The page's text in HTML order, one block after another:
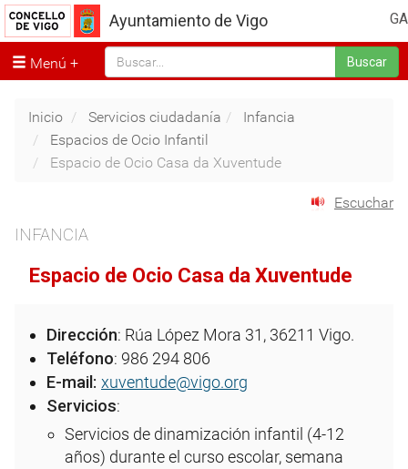
GA
Ayuntamiento de Vigo
Menú Buscar
Inicio Servicios ciudadanía
Infancia
Espacios de Ocio Infantil
Espacio de Ocio Casa da Xuventude
Escuchar
INFANCIA
Espacio de Ocio Casa da Xuventude
Dirección: Rúa López Mora 31, 36211 Vigo.
Teléfono: 986 294 806
E-mail: xuventude@vigo.org
Servicios:
Servicios de dinamización infantil (4-12
años) durante el curso escolar, semana